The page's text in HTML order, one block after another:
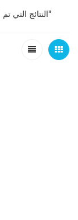
1 النتائج التي تم العثور عليها ل "كيس ورق تغليف مجوهرات الزفاف"